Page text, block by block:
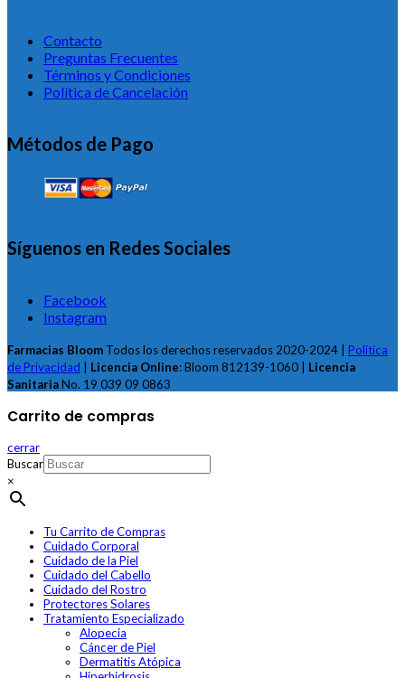
Contacto
Preguntas Frecuentes
Términos y Condiciones
Política de Cancelación
Métodos de Pago
Síguenos en Redes Sociales
Facebook
Instagram
Farmacias Bloom Todos los derechos reservados 2020-2024 | Política
de Privacidad
Licencia Online: Bloom 812139-1060 | Licencia
SanitariaNo. 19 039 09 0863
Carrito de compras
cerrar
Buscar
×
Tu Carrito de Compras
Cuidado Corporal
Cuidado de la Piel
Cuidado del Cabello
Cuidado del Rostro
Protectores Solares
Tratamiento Especializado
Alopecia
Cáncer de Piel
Dermatitis Atópica